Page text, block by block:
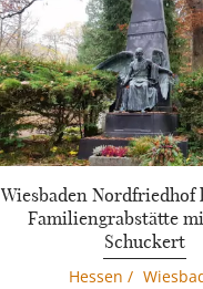
Wiesbaden Nordfriedhof
Familiengrabstätte
Schuckert
Hessen /